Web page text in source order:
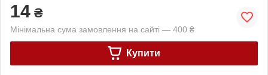
14 ₴
Мінімальна сума замовлення на сайті — 400 ₴
Купити